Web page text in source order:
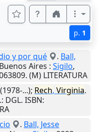
p. 1
y por qué . Ball,
Buenos Aires : Sigilo,
(M) LITERATURA
(1978-...); Rech, Virginia.
: DGL. ISBN:
. Ball, Jesse